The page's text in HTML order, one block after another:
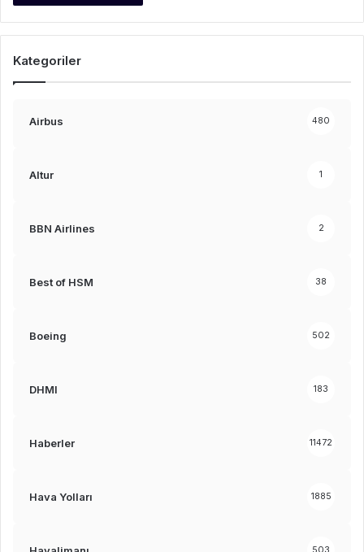
Kategoriler
Airbus 480
Altur 1
BBN Airlines 2
Best of HSM 38
Boeing 502
DHMI 183
Haberler 11472
Hava Yolları 1885